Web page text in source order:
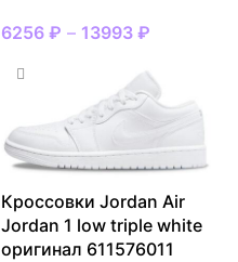
6256 ₽ – 13993 ₽
Кроссовки Jordan Air
Jordan 1 low triple white
оригинал 611576011